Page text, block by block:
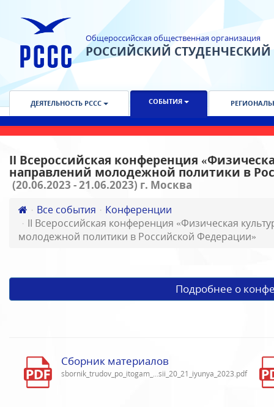
Общероссийская общественная организация
РОССИЙСКИЙ
ДЕЯТЕЛЬНОСТЬ РССС СОБЫТИЯ
II Всероссийская конференция
направлений молодежной политики в
(20.06.2023 - 21.06.2023) г. Москва
Все события
Конференции
II Всероссийская конференция «Физическая
молодежной политики в Российской Федерации»
Подробнее о
Сборник материалов
sbornik_trudov_po_itogam_...sii_20_21_iyunya_2023.pdf